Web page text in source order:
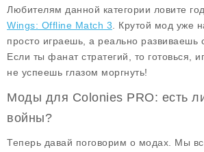
Любителям данной категории ловите
Wings: Offline Match 3 . Крутой мод уже
просто играешь, а реально развиваешь
Если ты фанат стратегий, то готовься,
не успеешь глазом моргнуть!
Моды для Colonies PRO: есть
войны?
Теперь давай поговорим о модах. Мы